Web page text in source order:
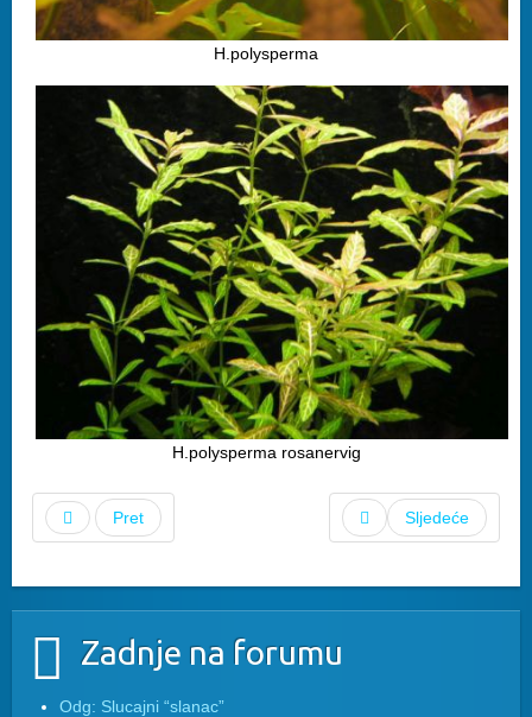
H.polysperma
H.polysperma rosanervig
Pret Sljedeće
Zadnje na forumu
Odg: Slucajni “slanac”